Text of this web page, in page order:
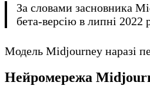
За словами засновника
бета-версію в липні 2022
Модель Midjourney наразі
Нейромережа